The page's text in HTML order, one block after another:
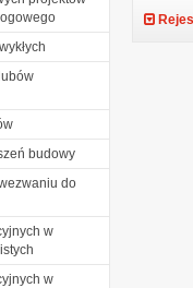
budowy
do
w
w